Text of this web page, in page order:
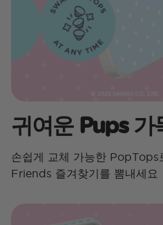
귀여운 Pups 가
손쉽게 교체 가능한
Friends 즐겨찾기를 뽐내세요